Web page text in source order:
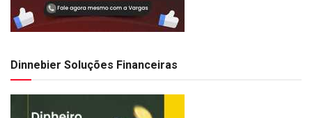
Dinnebier Soluções Financeiras